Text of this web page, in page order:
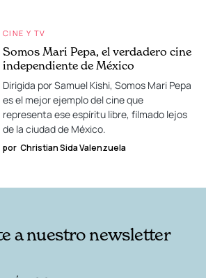
CINE Y TV
Somos Mari Pepa, el verdadero cine
independiente de México
Dirigida por Samuel Kishi, Somos Mari Pepa
es el mejor ejemplo del cine que
representa ese espíritu libre, filmado lejos
de la ciudad de México.
por Christian Sida Valenzuela
a nuestro newsletter